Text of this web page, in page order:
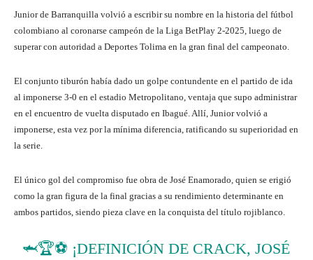
Junior de Barranquilla volvió a escribir su nombre en la historia del fútbol
colombiano al coronarse campeón de la Liga BetPlay 2-2025, luego de
superar con autoridad a Deportes Tolima en la gran final del campeonato.
El conjunto tiburón había dado un golpe contundente en el partido de ida
al imponerse 3-0 en el estadio Metropolitano, ventaja que supo administrar
en el encuentro de vuelta disputado en Ibagué. Allí, Junior volvió a
imponerse, esta vez por la mínima diferencia, ratificando su superioridad en
la serie.
El único gol del compromiso fue obra de José Enamorado, quien se erigió
como la gran figura de la final gracias a su rendimiento determinante en
ambos partidos, siendo pieza clave en la conquista del título rojiblanco.
🦈🏆⚽ ¡DEFINICIÓN DE CRACK, JOSÉ